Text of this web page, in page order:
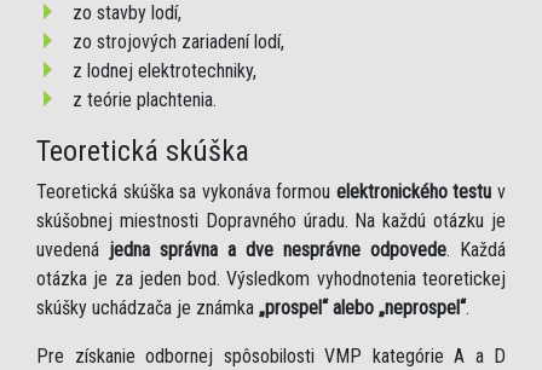
zo stavby lodí,
zo strojových zariadení lodí,
z lodnej elektrotechniky,
z teórie plachtenia.
Teoretická skúška
Teoretická skúška sa vykonáva formou elektronického testu v
skúšobnej miestnosti Dopravného úradu. Na každú otázku je
uvedená jedna správna a dve nesprávne odpovede. Každá
otázka je za jeden bod. Výsledkom vyhodnotenia teoretickej
skúšky uchádzača je známka „prospel“ alebo „neprospel“.
Pre získanie odbornej spôsobilosti VMP kategórie A a D